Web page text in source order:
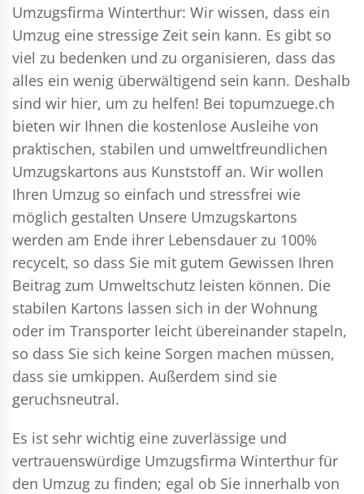
Umzugsfirma Winterthur: Wir wissen, dass ein
Umzug eine stressige Zeit sein kann. Es gibt so
viel zu bedenken und zu organisieren, dass das
alles ein wenig überwältigend sein kann. Deshalb
sind wir hier, um zu helfen! Bei topumzuege.ch
bieten wir Ihnen die kostenlose Ausleihe von
praktischen, stabilen und umweltfreundlichen
Umzugskartons aus Kunststoff an. Wir wollen
Ihren Umzug so einfach und stressfrei wie
möglich gestalten Unsere Umzugskartons
werden am Ende ihrer Lebensdauer zu 100%
recycelt, so dass Sie mit gutem Gewissen Ihren
Beitrag zum Umweltschutz leisten können. Die
stabilen Kartons lassen sich in der Wohnung
oder im Transporter leicht übereinander stapeln,
so dass Sie sich keine Sorgen machen müssen,
dass sie umkippen. Außerdem sind sie
geruchsneutral.
Es ist sehr wichtig eine zuverlässige und
vertrauenswürdige Umzugsfirma Winterthur für
den Umzug zu finden; egal ob Sie innerhalb von